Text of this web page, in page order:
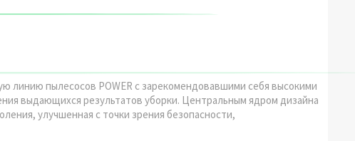
линию пылесосов POWER с зарекомендовавшими себя высокими
выдающихся результатов уборки. Центральным ядром дизайна
улучшенная с точки зрения безопасности,